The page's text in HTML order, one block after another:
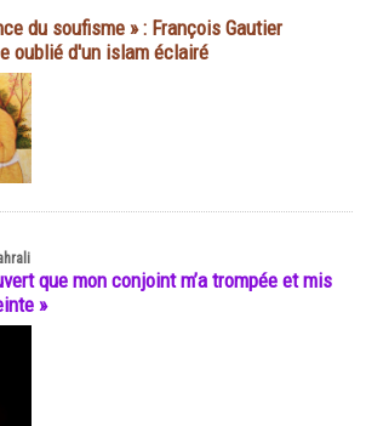
du soufisme » : François Gautier
oublié d'un islam éclairé
que mon conjoint m’a trompée et mis
»